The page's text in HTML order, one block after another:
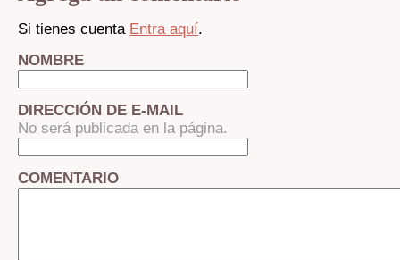
Si tienes cuenta Entra aquí.
NOMBRE
DIRECCIÓN DE E-MAIL
No será publicada en la página.
COMENTARIO